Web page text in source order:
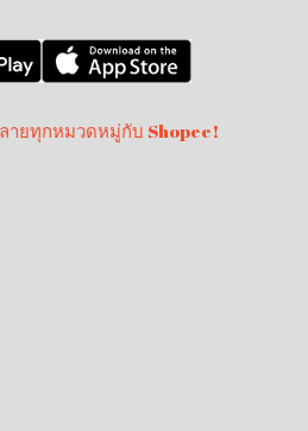
ายทุกหมวดหมู่กับ Shopee!